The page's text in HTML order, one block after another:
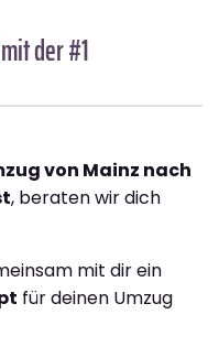
mit der #1
von Mainz nach
, beraten wir dich
mit dir ein
für deinen Umzug